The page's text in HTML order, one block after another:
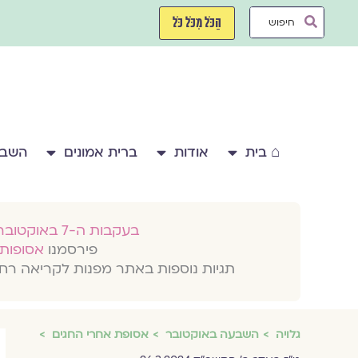
Search
הַכֹּל מִכֹּל כֹּל
⌂ בית אודות ברית אמונים
בעקבות ה-7 באוקטובר 2023
פירסמנו
תגיות נוספות באתר מפנות לקריאה
גלויה השבעה באוקטובר
אסופת אחרי החגים